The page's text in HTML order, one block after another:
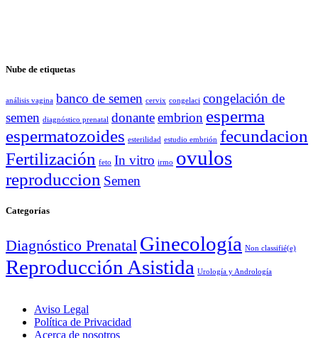
Nube de etiquetas
análisis vagina banco de semen cervix congelaci congelación de
semen diagnóstico prenatal donanteembrion esperma
espermatozoides esterilidad estudio embrión fecundacion
Fertilización feto In vitro irmo ovulos
reproduccion Semen
Categorías
Diagnóstico Prenatal Ginecología Non classifié(e)
Reproducción Asistida Urología y Andrología
Aviso Legal
Política de Privacidad
Acerca de nosotros